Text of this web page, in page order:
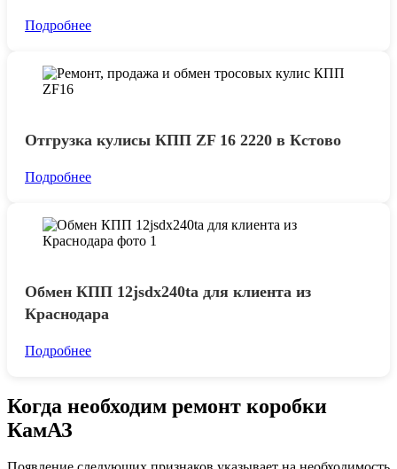
Подробнее
Отгрузка кулисы КПП ZF 16 2220 в Кстово
Подробнее
Обмен КПП 12jsdx240ta для клиента из
Краснодара
Подробнее
Когда необходим ремонт коробки
КамАЗ